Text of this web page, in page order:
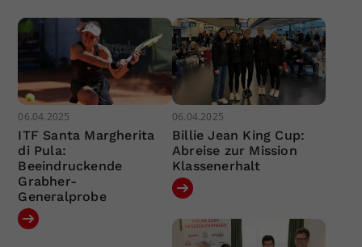
06.04.2025
ITF Santa Margherita
di Pula:
Beeindruckende
Grabher-
Generalprobe
06.04.2025
Billie Jean King Cup:
Abreise zur Mission
Klassenerhalt